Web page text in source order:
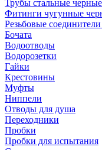
Трубы стальные черные
Фитинги чугунные
Резьбовые
Бочата
Водоотводы
Водорозетки
Гайки
Крестовины
Муфты
Ниппели
Отводы для душа
Переходники
Пробки
Пробки для испытания